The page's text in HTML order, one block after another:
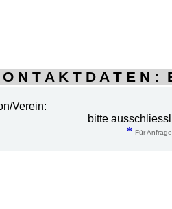
N T A K T D A T E N
Verein:
bitte
* Für